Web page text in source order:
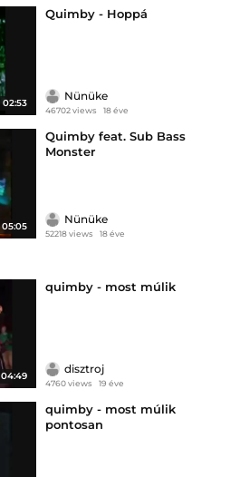
02:53
Quimby - Hoppá
Nünüke
46702 views 18 éve
05:05
Quimby feat. Sub Bass
Monster
Nünüke
52218 views 18 éve
04:49
quimby - most múlik
disztroj
4760 views 19 éve
quimby - most múlik
pontosan